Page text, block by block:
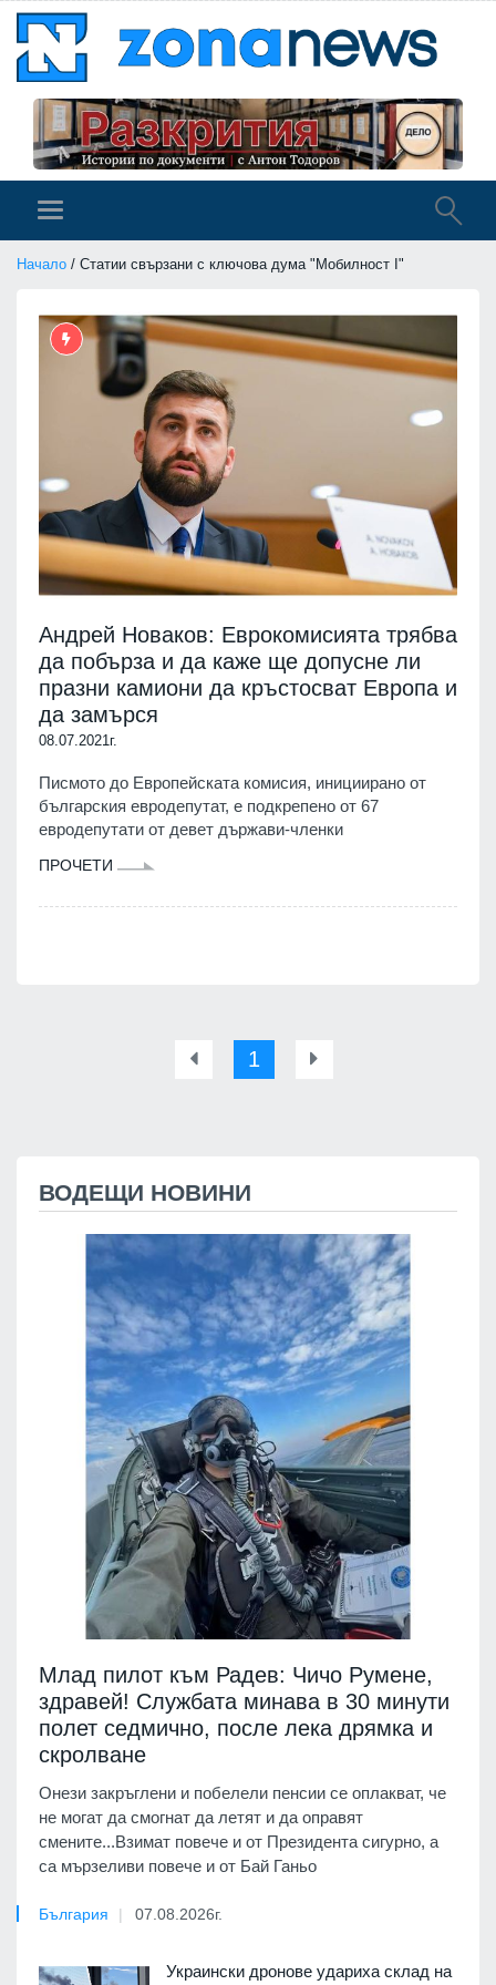
Начало / Статии свързани с ключова дума "Мобилност I"
Андрей Новаков: Еврокомисията трябва
да побърза и да каже ще допусне ли
празни камиони да кръстосват Европа и
да замърся
08.07.2021г.
Писмото до Европейската комисия, инициирано от
българския евродепутат, е подкрепено от 67
евродепутати от девет държави-членки
ПРОЧЕТИ
1
ВОДЕЩИ НОВИНИ
Млад пилот към Радев: Чичо Румене,
здравей! Службата минава в 30 минути
полет седмично, после лека дрямка и
скролване
Онези закръглени и побелели пенсии се оплакват, че
не могат да смогнат да летят и да оправят
смените...Взимат повече и от Президента сигурно, а
са мързеливи повече и от Бай Ганьо
България 07.08.2026г.
Украински дронове удариха склад на